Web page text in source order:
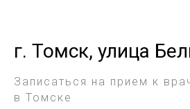
г. Томск, улица
Записаться на прием к
в Томске